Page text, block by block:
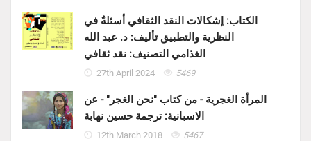
الكتاب: إشكالات النقد الثقافي أسئلةٌ في
النظرية والتطبيق تأليف: د. عبد الله
الغذامي التصنيف: نقد ثقافي
27th April 2024 5469
المرأة الغجرية - من كتاب "نحن الغجر" - عن
الاسبانية: ترجمة حسين نهابة
12th March 2018 5467